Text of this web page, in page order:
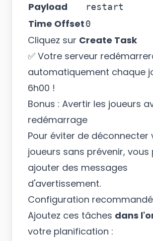
Payload restart
Time Offset0
Cliquez sur Create Task
✅ Votre serveur
automatiquement chaque
6h00 !
Bonus : Avertir les joueurs
redémarrage
Pour éviter de déconnecter
joueurs sans prévenir, vous
ajouter des messages
d'avertissement.
Configuration
Ajoutez ces tâches dans
votre planification :